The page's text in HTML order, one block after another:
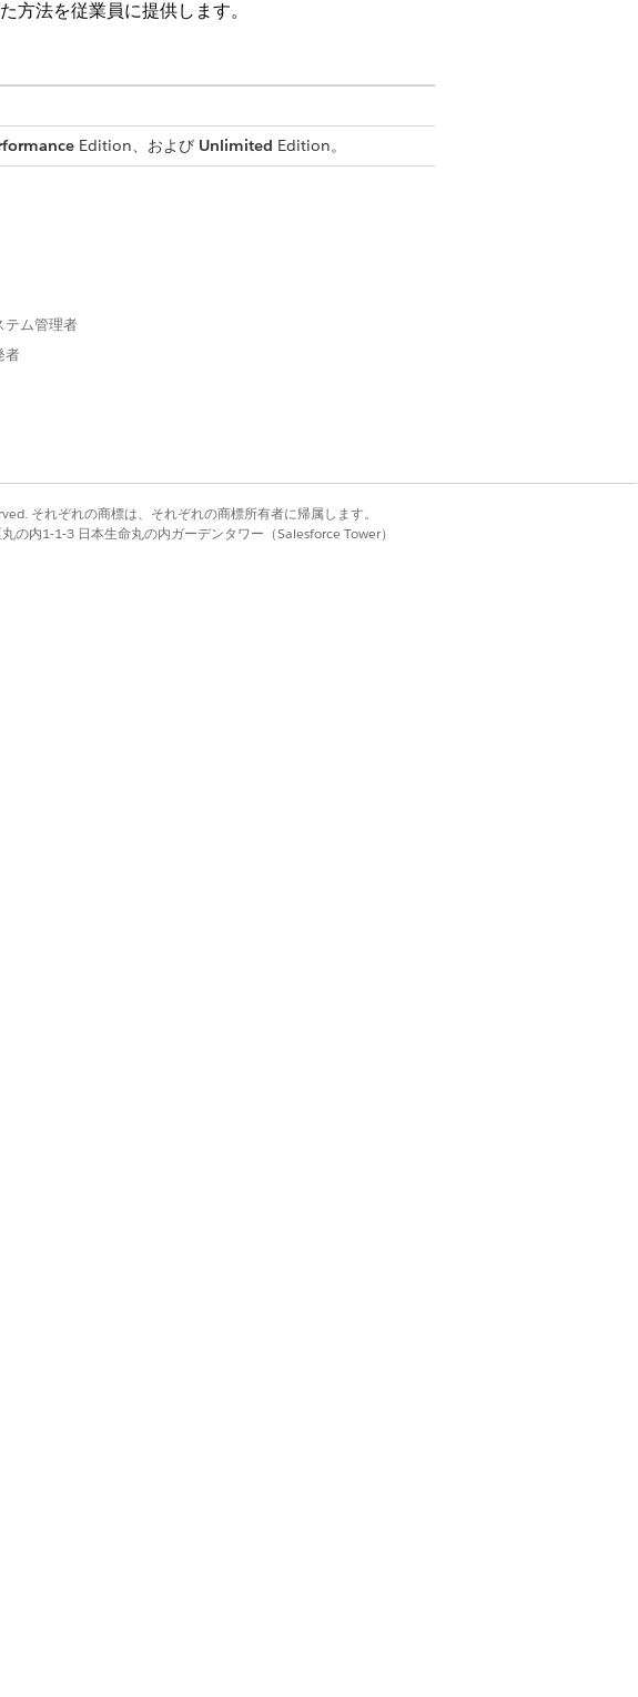
方法を従業員に提供します。
Edition、および Unlimited Edition。
の更新を完了する必要がある目標日。
Builder でフローを作成し、マネージャー承認や
テム管理者
者
それぞれの商標は、それぞれの商標所有者に帰属します。
の内1-1-3 日本生命丸の内ガーデンタワー（Salesforce Tower）